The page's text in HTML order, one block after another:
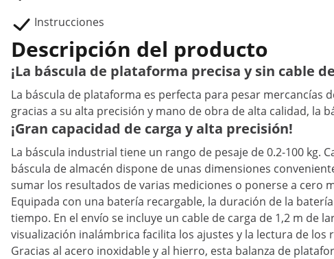
Instrucciones
Descripción del producto
¡La báscula de plataforma precisa y sin cable
La báscula de plataforma es perfecta para pesar mercancías
gracias a su alta precisión y mano de obra de alta calidad, la
¡Gran capacidad de carga y alta precisión!
La báscula industrial tiene un rango de pesaje de 0.2-100 kg.
báscula de almacén dispone de unas dimensiones
sumar los resultados de varias mediciones o ponerse a cero
Equipada con una batería recargable, la duración de la
tiempo. En el envío se incluye un cable de carga de 1,2 m de
visualización inalámbrica facilita los ajustes y la lectura de los
Gracias al acero inoxidable y al hierro, esta balanza de